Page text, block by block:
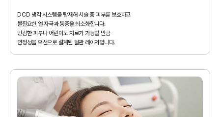
DCD 냉각 시스템을 탑재해 시술 중 피부를 보호하고
불필요한 열 자극과 통증을 최소화합니다.
민감한 피부나 어린이도 치료가 가능할 만큼
안정성을 우선으로 설계된 혈관 레이저입니다.